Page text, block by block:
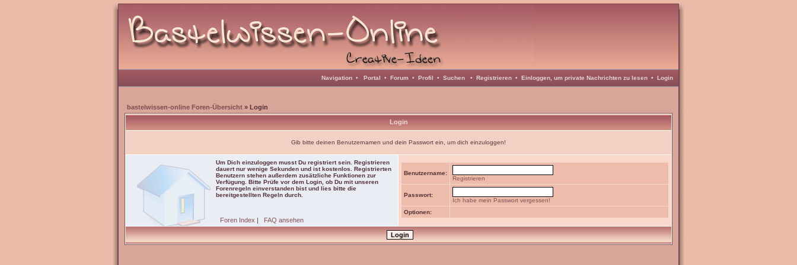
Navigation • Portal • Forum • Profil • Suchen • Registrieren • Einloggen, um private Nachrichten zu lesen • Login
bastelwissen-online Foren-Übersicht » Login
Login
Gib bitte deinen Benutzernamen und dein Passwort ein, um dich einzuloggen!
Um Dich einzuloggen musst Du registriert sein. Registrieren
dauert nur wenige Sekunden und ist kostenlos. Registrierten
Benutzern stehen außerdem zusätzliche Funktionen zur
Verfügung. Bitte Prüfe vor dem Login, ob Du mit unseren
Forenregeln einverstanden bist und lies bitte die
bereitgestellten Regeln durch.
Foren Index | FAQ ansehen
Benutzername:
Registrieren
Passwort:
Ich habe mein Passwort vergessen!
Optionen: